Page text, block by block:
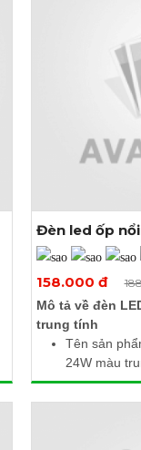
Đèn led ốp
tính
158.000 đ
Mô tả về đèn
trung tính
Tên sản
24W màu
Công suất:
Điện áp làm